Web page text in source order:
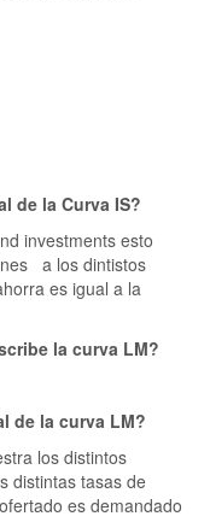
de la Curva IS?
investments esto
a los dintistos
es igual a la
la curva LM?
de la curva LM?
los distintos
distintas tasas de
es demandado